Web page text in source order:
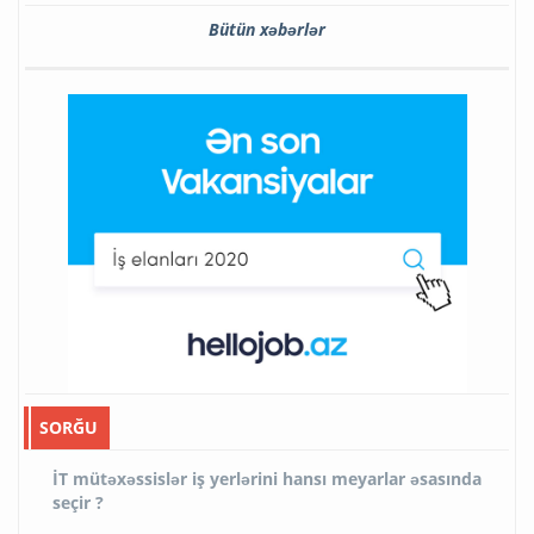
Bütün xəbərlər
SORĞU
İT mütəxəssislər iş yerlərini hansı meyarlar əsasında
seçir ?